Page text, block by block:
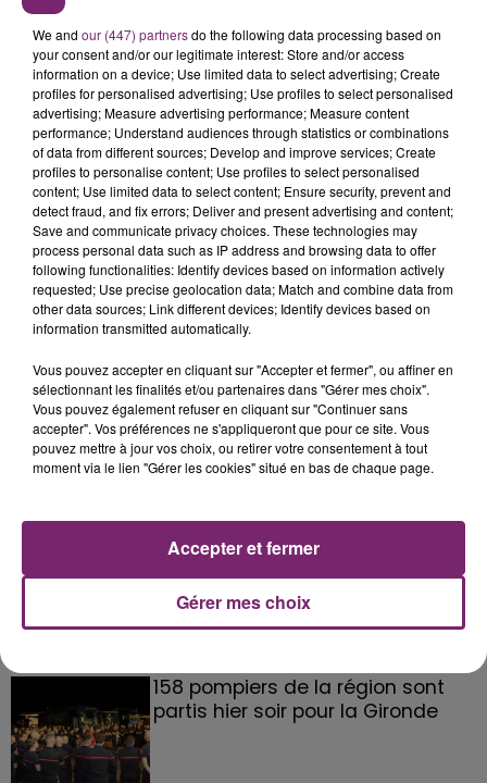
La Bulle - Guinguette éphémère
de Frelinghien !
éclipse solaire du 12 Août 2026
158 pompiers de la région sont
partis hier soir pour la Gironde
We and our (447) partnersdo the following data processing based on
your consent and/or our legitimate interest: Store and/or access
information on a device; Use limited data to select advertising; Create
profiles for personalised advertising; Use profiles to select personalised
advertising; Measure advertising performance; Measure content
performance; Understand audiences through statistics or combinations
of data from different sources; Develop and improve services; Create
profiles to personalise content; Use profiles to select personalised
content; Use limited data to select content; Ensure security, prevent and
detect fraud, and fix errors; Deliver and present advertising and content;
Save and communicate privacy choices. These technologies may
process personal data such as IP address and browsing data to offer
following functionalities: Identify devices based on information actively
requested; Use precise geolocation data; Match and combine data from
other data sources; Link different devices; Identify devices based on
information transmitted automatically.
Vous pouvez accepter en cliquant sur "Accepter et fermer", ou affiner en
sélectionnant les finalités et/ou partenaires dans "Gérer mes choix".
Vous pouvez également refuser en cliquant sur "Continuer sans
accepter". Vos préférences ne s'appliqueront que pour ce site. Vous
pouvez mettre à jour vos choix, ou retirer votre consentement à tout
moment via le lien "Gérer les cookies" situé en bas de chaque page.
Gérer mes choix
Accepter et fermer